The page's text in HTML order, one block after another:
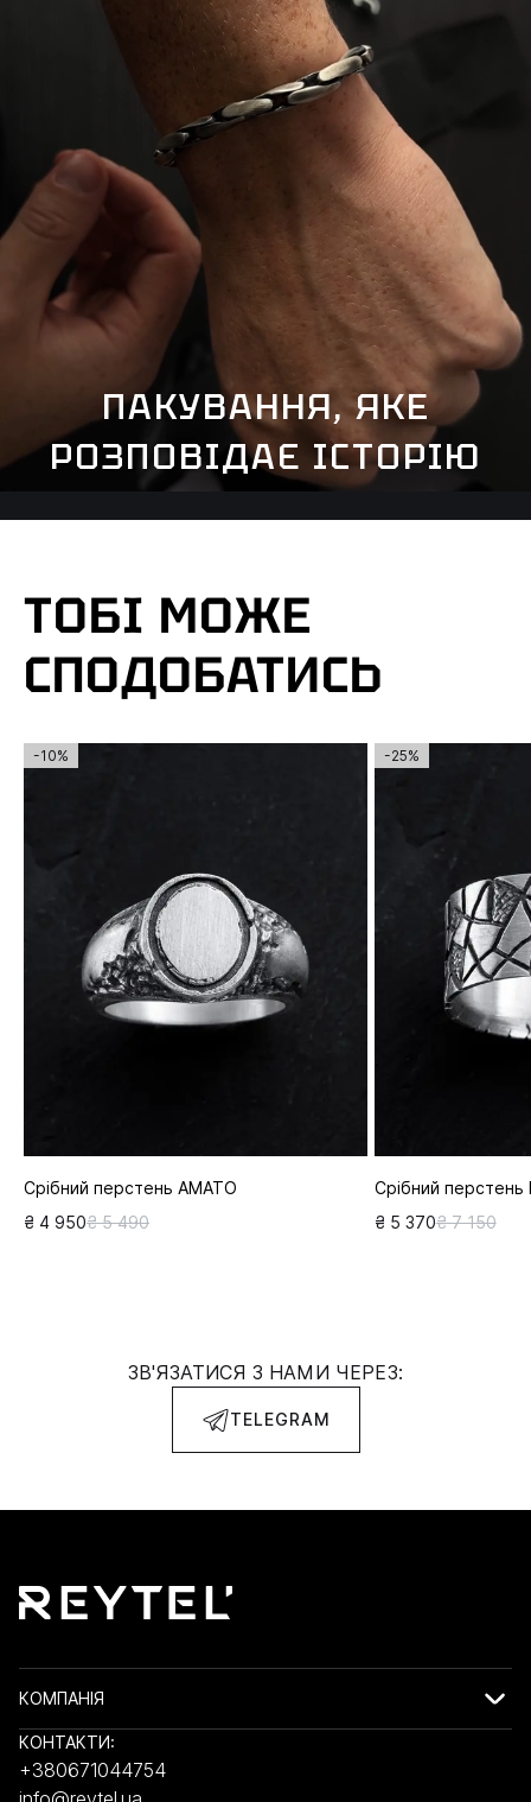
ПАКУВАННЯ, ЯКЕ
РОЗПОВІДАЄ ІСТОРІЮ
ТОБІ МОЖЕ
СПОДОБАТИСЬ
-10%
Срібний перстень AMATO
₴ 4 950₴ 5 490
-25%
Срібний перстень
₴ 5 370₴ 7 150
ЗВ'ЯЗАТИСЯ З НАМИ ЧЕРЕЗ:
TELEGRAM
КОМПАНІЯ
КОНТАКТИ:
+380671044754